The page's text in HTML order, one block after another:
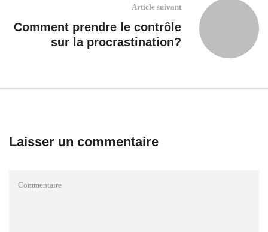
Article suivant
Comment prendre le contrôle
sur la procrastination?
Laisser un commentaire